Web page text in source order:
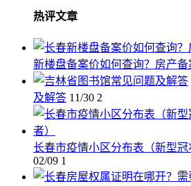
热评文章
新楼盘备案价如何查询？房产
及解答 11/30 2
长春市疫情小区分布表（新型冠
02/09 1